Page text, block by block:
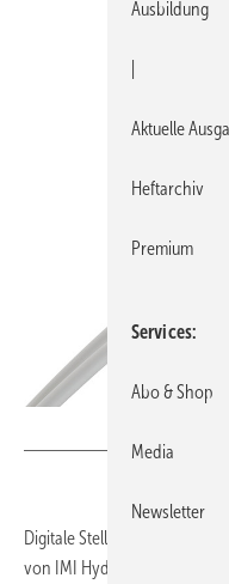
Digitale Stellantriebe mit
von IMI Hydronic
Ausbildung
Aktuelle
Heftarchiv
Premium
Services
Abo & Shop
Media
Newsletter